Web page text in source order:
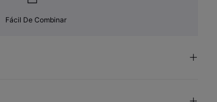
Fácil De Combinar